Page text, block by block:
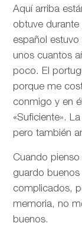
Aquí arriba
obtuve
español
unos cuantos
poco. El
porque me
conmigo y en
«Suficiente».
pero también
Cuando
guardo
complicados,
memoria, no
buenos.